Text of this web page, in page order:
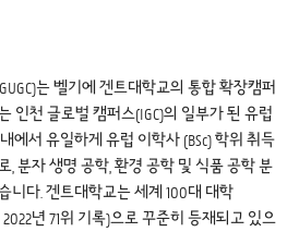
는 벨기에 겐트대학교의 통합 확장캠퍼
인천 글로벌 캠퍼스(IGC)의 일부가 된 유럽
에서 유일하게 유럽 이학사 (BSc) 학위 취득
, 분자 생명 공학, 환경 공학 및 식품 공학 분
니다. 겐트대학교는 세계 100대 대학
2022년 71위 기록)으로 꾸준히 등재되고 있으